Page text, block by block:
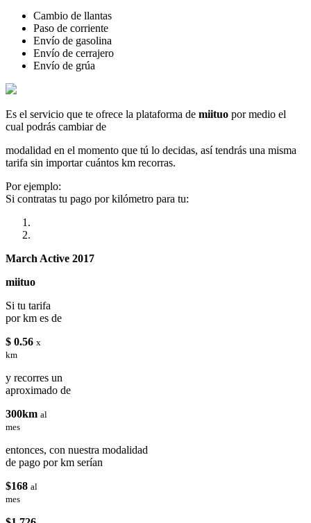
Cambio de llantas
Paso de corriente
Envío de gasolina
Envío de cerrajero
Envío de grúa
Es el servicio que te ofrece la plataforma de miituo por medio el
cual podrás cambiar de
modalidad en el momento que tú lo decidas, así tendrás una misma
tarifa sin importar cuántos km recorras.
Por ejemplo:
Si contratas tu pago por kilómetro para tu:
March Active 2017
miituo
Si tu tarifa
por km es de
$ 0.56 x
km
y recorres un
aproximado de
300km al
mes
entonces, con nuestra modalidad
de pago por km serían
$168 al
mes